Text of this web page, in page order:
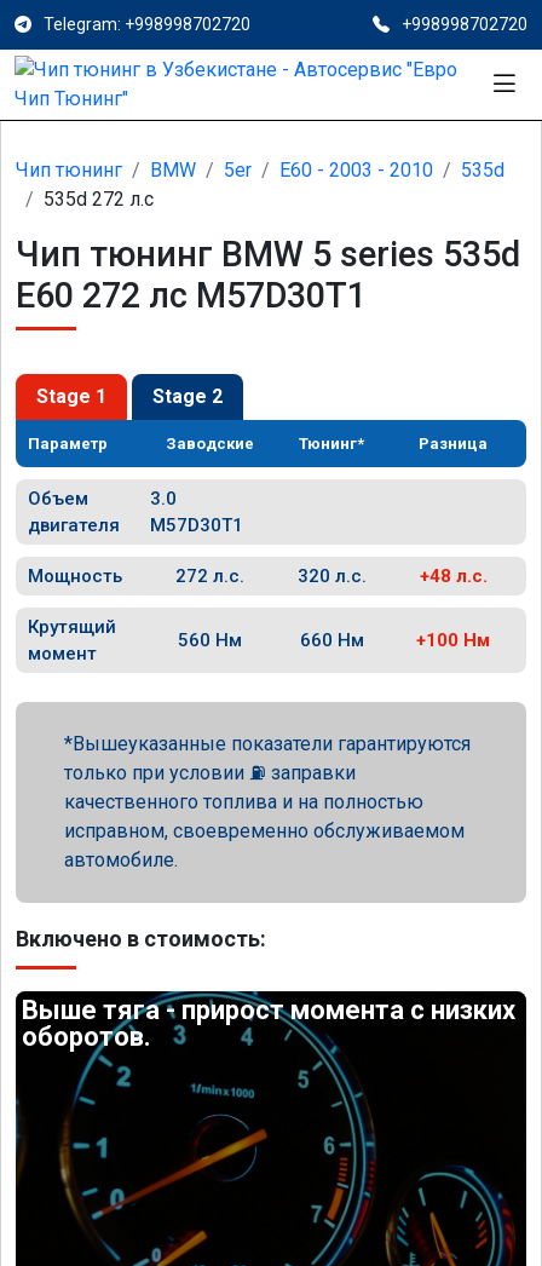
Telegram: +998998702720 +998998702720
Чип тюнинг BMW 5er E60 - 2003 - 2010
535d
535d 272 л.с
Чип тюнинг BMW 5 series 535d
E60 272 лс M57D30T1
Stage 1 Stage 2
Параметр Заводские Тюнинг* Разница
Объем
двигателя
3.0
M57D30T1
Мощность 272 л.с. 320 л.с. +48 л.с.
Крутящий
момент
560 Нм 660 Нм +100 Нм
Вышеуказанные показатели гарантируются
только при условии ⛽ заправки
качественного топлива и на полностью
исправном, своевременно обслуживаемом
автомобиле.
Включено в стоимость:
Выше тяга - прирост момента с низких
оборотов.